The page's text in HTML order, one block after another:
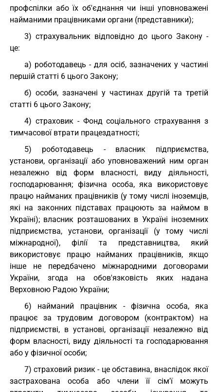
профспілки або їх об'єднання чи інші уповноважені
найманими працівниками органи (представники);
3) страхувальник відповідно до цього Закону -
це:
а) роботодавець - для осіб, зазначених у частині
першій статті 6 цього Закону;
б) особи, зазначені у частинах другій та третій
статті 6 цього Закону;
4) страховик - Фонд соціального страхування з
тимчасової втрати працездатності;
5) роботодавець - власник підприємства,
установи, організації або уповноважений ним орган
незалежно від форм власності, виду діяльності,
господарювання; фізична особа, яка використовує
працю найманих працівників (у тому числі іноземців,
які на законних підставах працюють за наймом в
Україні); власник розташованих в Україні іноземних
підприємства, установи, організації (у тому числі
міжнародної), філії та представництва, який
використовує працю найманих працівників, якщо
інше не передбачено міжнародними договорами
України, згода на обов'язковість яких надана
Верховною Радою України;
6) найманий працівник - фізична особа, яка
працює за трудовим договором (контрактом) на
підприємстві, в установі, організації незалежно від
форм власності, виду діяльності та господарювання
або у фізичної особи;
7) страховий ризик - це обставина, внаслідок якої
застрахована особа або члени її сім'ї можуть